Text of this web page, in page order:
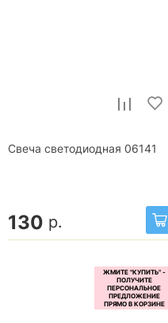
Свеча светодиодная 06141
130 р.